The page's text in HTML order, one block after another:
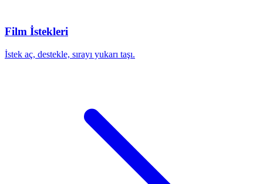
Film İstekleri
İstek aç, destekle, sırayı yukarı taşı.